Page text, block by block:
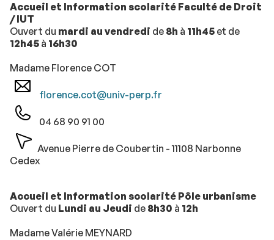
Accueil et Information scolarité Faculté de Droit
/ IUT
Ouvert du mardi au vendredi de 8h à 11h45 et de
12h45 à 16h30
Madame Florence COT
florence.cot@univ-perp.fr
04 68 90 91 00
Avenue Pierre de Coubertin - 11108 Narbonne
Cedex
Accueil et Information scolarité Pôle urbanisme
Ouvert du Lundi au Jeudi de 8h30 à 12h
Madame Valérie MEYNARD